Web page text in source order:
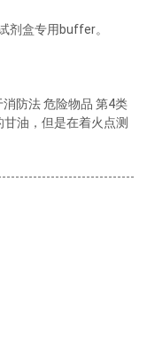
剂盒专用buffer。
防法 危险物品 第4类
油，但是在着火点测